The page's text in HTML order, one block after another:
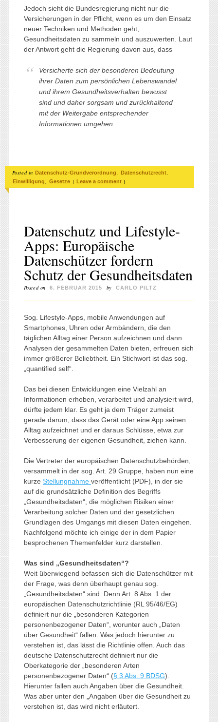
Jedoch sieht die Bundesregierung nicht nur die
Versicherungen in der Pflicht, wenn es um den Einsatz
neuer Techniken und Methoden geht,
Gesundheitsdaten zu sammeln und auszuwerten. Laut
der Antwort geht die Regierung davon aus, dass
Versicherte sich der besonderen Bedeutung
ihrer Daten zum persönlichen Lebenswandel
und ihrem Gesundheitsverhalten bewusst
sind und daher sorgsam und zurückhaltend
mit der Weitergabe entsprechender
Informationen umgehen.
Posted in Datenschutz-Grundverordnung, Datenschutzrecht,
Einwilligung, Gesetze | Leave a comment |
Datenschutz und Lifestyle-
Apps: Europäische
Datenschützer fordern
Schutz der Gesundheitsdaten
Posted on 6. FEBRUAR 2015 by CARLO PILTZ
Sog. Lifestyle-Apps, mobile Anwendungen auf
Smartphones, Uhren oder Armbändern, die den
täglichen Alltag einer Person aufzeichnen und dann
Analysen der gesammelten Daten bieten, erfreuen sich
immer größerer Beliebtheit. Ein Stichwort ist das sog.
„quantified self“.
Das bei diesen Entwicklungen eine Vielzahl an
Informationen erhoben, verarbeitet und analysiert wird,
dürfte jedem klar. Es geht ja dem Träger zumeist
gerade darum, dass das Gerät oder eine App seinen
Alltag aufzeichnet und er daraus Schlüsse, etwa zur
Verbesserung der eigenen Gesundheit, ziehen kann.
Die Vertreter der europäischen Datenschutzbehörden,
versammelt in der sog. Art. 29 Gruppe, haben nun eine
kurze Stellungnahme veröffentlicht (PDF), in der sie
auf die grundsätzliche Definition des Begriffs
„Gesundheitsdaten“, die möglichen Risiken einer
Verarbeitung solcher Daten und der gesetzlichen
Grundlagen des Umgangs mit diesen Daten eingehen.
Nachfolgend möchte ich einige der in dem Papier
besprochenen Themenfelder kurz darstellen.
Was sind „Gesundheitsdaten“?
Weit überwiegend befassen sich die Datenschützer mit
der Frage, was denn überhaupt genau sog.
„Gesundheitsdaten“ sind. Denn Art. 8 Abs. 1 der
europäischen Datenschutzrichtlinie (RL 95/46/EG)
definiert nur die „besonderen Kategorien
personenbezogener Daten“, worunter auch „Daten
über Gesundheit“ fallen. Was jedoch hierunter zu
verstehen ist, das lässt die Richtlinie offen. Auch das
deutsche Datenschutzrecht definiert nur die
Oberkategorie der „besonderen Arten
personenbezogener Daten“ (§ 3 Abs. 9 BDSG).
Hierunter fallen auch Angaben über die Gesundheit.
Was aber unter den „Angaben über die Gesundheit zu
verstehen ist, das wird nicht erläutert.